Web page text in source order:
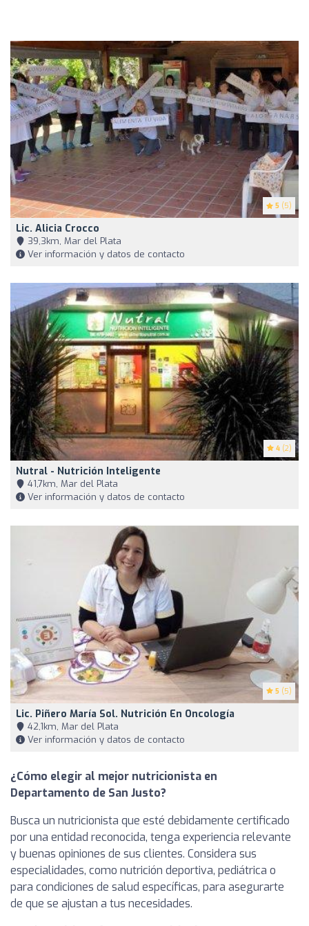
5 (5)
Lic. Alicia Crocco
39,3km, Mar del Plata
Ver información y datos de contacto
4 (2)
Nutral - Nutrición Inteligente
41,7km, Mar del Plata
Ver información y datos de contacto
5 (5)
Lic. Piñero María Sol. Nutrición En Oncología
42,1km, Mar del Plata
Ver información y datos de contacto
¿Cómo elegir al mejor nutricionista en
Departamento de San Justo?
Busca un nutricionista que esté debidamente certificado
por una entidad reconocida, tenga experiencia relevante
y buenas opiniones de sus clientes. Considera sus
especialidades, como nutrición deportiva, pediátrica o
para condiciones de salud específicas, para asegurarte
de que se ajustan a tus necesidades.